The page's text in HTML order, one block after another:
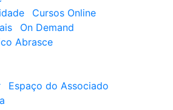
Cursos Online
On Demand
Abrasce
Espaço do Associado